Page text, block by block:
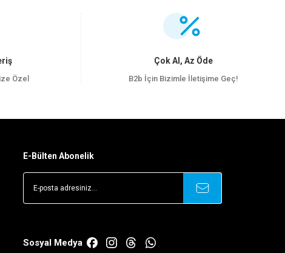
Özel
Çok Al, Az Öde
B2b İçin Bizimle İletişime Geç!
E-Bülten Abonelik
Sosyal Medya